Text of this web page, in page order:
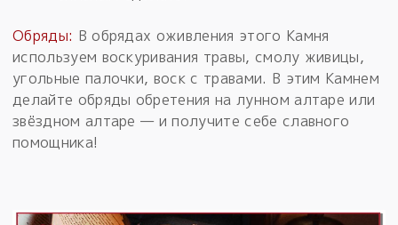
Обряды: В обрядах оживления этого Камня
используем воскуривания травы, смолу живицы,
угольные палочки, воск с травами. В этим Камнем
делайте обряды обретения на лунном алтаре или
звёздном алтаре — и получите себе славного
помощника!